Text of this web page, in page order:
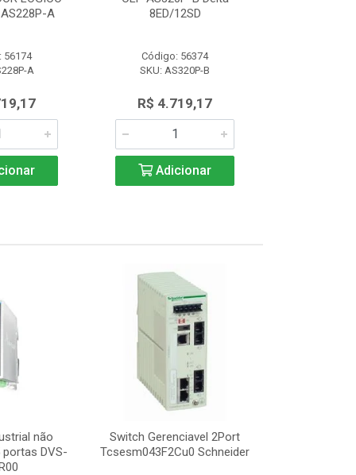
A
56174
A
8ED/12SD
Código: 56374
SKU: AS320P-B
R$ 4.719,17
Adicionar
não
portas DVS-
Switch Gerenciavel 2Port
Tcsesm043F2Cu0 Schneider